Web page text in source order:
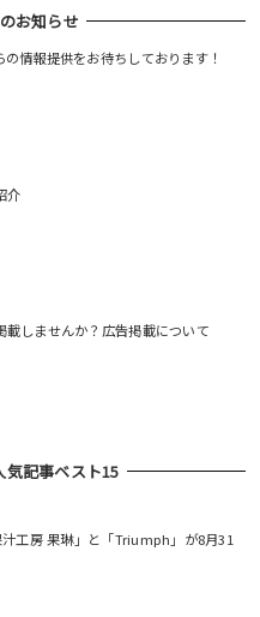
お知らせ
情報提供をお待ちしております！
介
載しませんか？広告掲載について
気記事ベスト15
工房 果琳」と「Triumph」が8月31